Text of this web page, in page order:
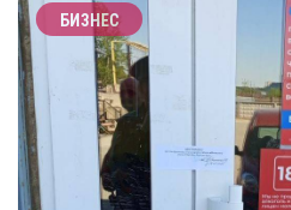
БИЗНЕС